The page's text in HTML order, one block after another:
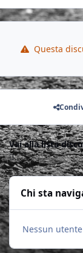
Questa
Vai alla lista
Chi sta
Nessun